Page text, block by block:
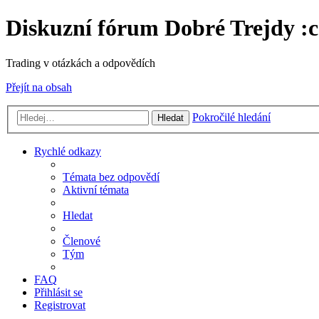
Diskuzní fórum Dobré Trejdy
Trading v otázkách a odpovědích
Přejít na obsah
Hledat Pokročilé hledání
Rychlé odkazy
Témata bez odpovědí
Aktivní témata
Hledat
Členové
Tým
FAQ
Přihlásit se
Registrovat